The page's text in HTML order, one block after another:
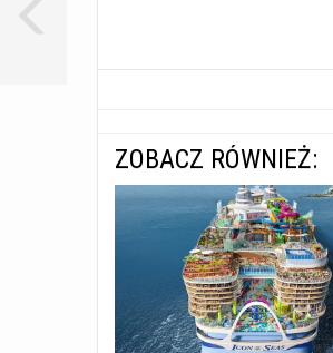
ZOBACZ RÓWNIEŻ: